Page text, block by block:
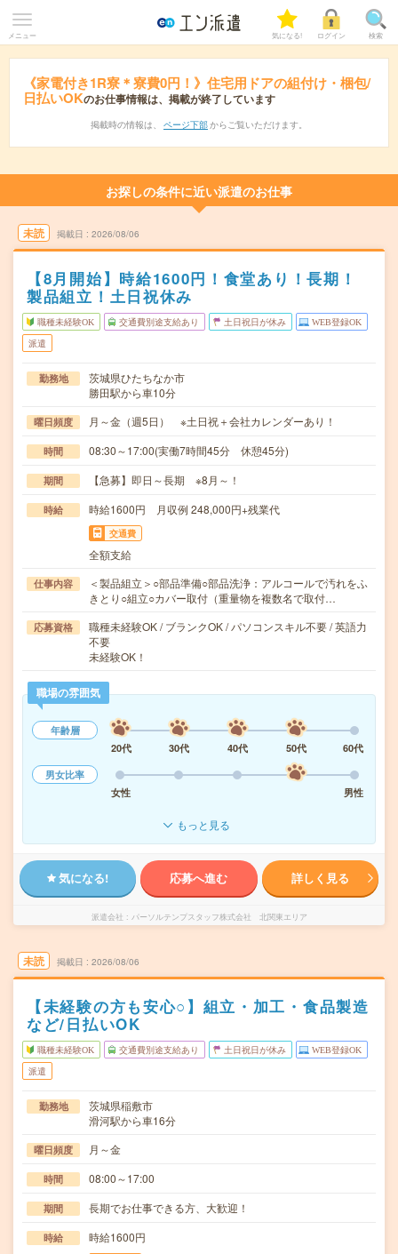
メニュー 気になる! ログイン 検索
《家電付き1R寮＊寮費0円！》住宅用ドアの組付け・梱包/
日払いOKのお仕事情報は、掲載が終了しています
掲載時の情報は、 ページ下部 からご覧いただけます。
お探しの条件に近い派遣のお仕事
未読 掲載日 2026/08/06
【8月開始】時給1600円！食堂あり！長期！
製品組立！土日祝休み
職種未経験OK 交通費別途支給あり 土日祝日が休み WEB登録OK
派遣
勤務地
茨城県ひたちなか市
勝田駅から車10分
曜日頻度 月～金（週5日） ※土日祝＋会社カレンダーあり！
時間 08:30～17:00(実働7時間45分 休憩45分)
期間 【急募】即日～長期 ※8月～！
時給 時給1600円 月収例 248,000円+残業代
交通費
全額支給
仕事内容
＜製品組立＞○部品準備○部品洗浄：アルコールで汚れをふ
きとり○組立○カバー取付（重量物を複数名で取付…
応募資格
職種未経験OK / ブランクOK / パソコンスキル不要 / 英語力
不要
未経験OK！
職場の雰囲気
年齢層
20代
30代 40代 50代
60代
男女比率
女性
男性
もっと見る
気になる! 応募へ進む 詳しく見る
派遣会社 パーソルテンプスタッフ株式会社 北関東エリア
未読 掲載日 2026/08/06
【未経験の方も安心○】組立・加工・食品製造
など/日払いOK
職種未経験OK 交通費別途支給あり 土日祝日が休み WEB登録OK
派遣
勤務地
茨城県稲敷市
滑河駅から車16分
曜日頻度 月～金
時間 08:00～17:00
期間 長期でお仕事できる方、大歓迎！
時給 時給1600円